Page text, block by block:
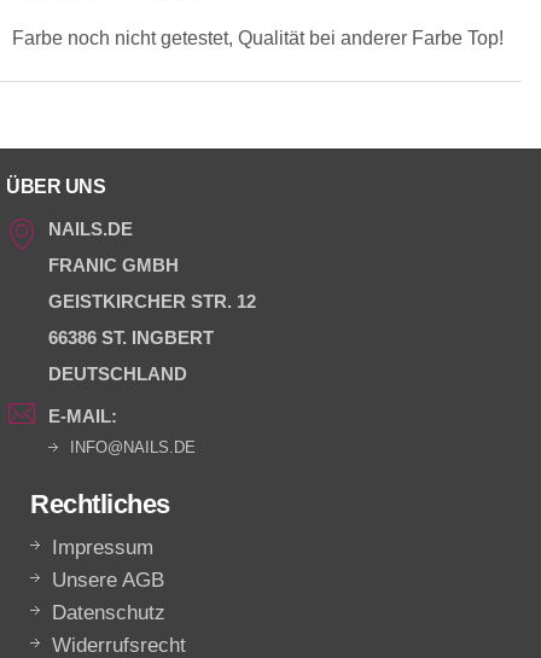
Farbe noch nicht getestet, Qualität bei anderer Farbe Top!
ÜBER UNS
NAILS.DE
FRANIC GMBH
GEISTKIRCHER STR. 12
66386 ST. INGBERT
DEUTSCHLAND
E-MAIL:
INFO@NAILS.DE
Rechtliches
Impressum
Unsere AGB
Datenschutz
Widerrufsrecht